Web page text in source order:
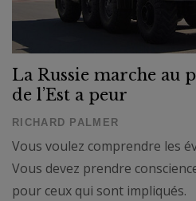
La Russie marche au
de l’Est a peur
RICHARD PALMER
Vous voulez comprendre les
Vous devez prendre
pour ceux qui sont impliqués.